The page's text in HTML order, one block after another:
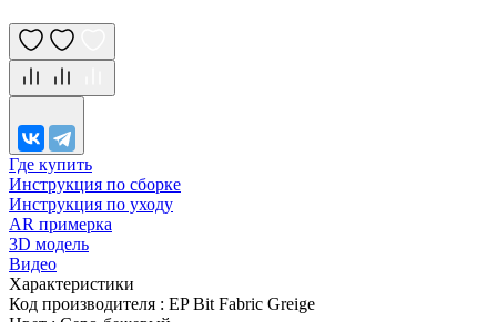
Где купить
Инструкция по сборке
Инструкция по уходу
AR примерка
3D модель
Видео
Характеристики
Код производителя : EP Bit Fabric Greige